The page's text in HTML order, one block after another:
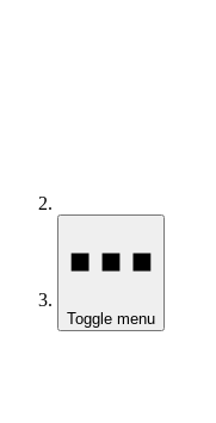
Toggle menu